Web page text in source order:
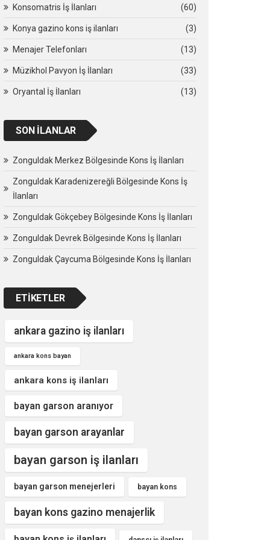
Konsomatris İş İlanları (60)
Konya gazino kons iş ilanları (3)
Menajer Telefonları (13)
Müzikhol Pavyon İş İlanları (33)
Oryantal İş İlanları (13)
SON İLANLAR
Zonguldak Merkez Bölgesinde Kons İş İlanları
Zonguldak Karadenizereğli Bölgesinde Kons İş
İlanları
Zonguldak Gökçebey Bölgesinde Kons İş İlanları
Zonguldak Devrek Bölgesinde Kons İş İlanları
Zonguldak Çaycuma Bölgesinde Kons İş İlanları
ETIKETLER
ankara gazino iş ilanları
ankara kons bayan
ankara kons iş ilanları
bayan garson aranıyor
bayan garson arayanlar
bayan garson iş ilanları
bayan garson menejerleri bayan kons
bayan kons gazino menajerlik